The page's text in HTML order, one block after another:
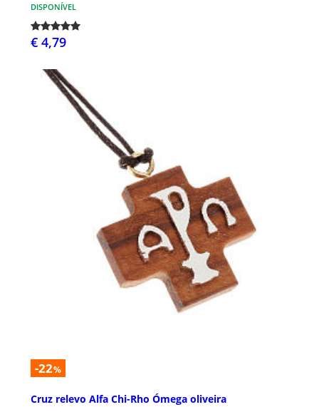
DISPONÍVEL
€ 4,79
-22%
Cruz relevo Alfa Chi-Rho Ómega oliveira